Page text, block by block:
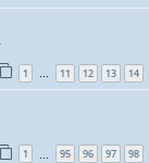
1 … 11 12 13 14
1 95 96 97 98